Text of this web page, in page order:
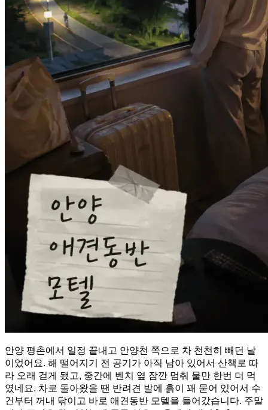
안양 평촌에서 일정 끝내고 안양천 쪽으로 차 천천히 빼던 날
이었어요. 해 떨어지기 전 공기가 아직 남아 있어서 산책로 따
라 오래 걷게 됐고, 중간에 벤치 옆 잠깐 멈춰 물만 한번 더 먹
였네요. 차로 돌아왔을 땐 반려견 발에 흙이 꽤 묻어 있어서 수
건부터 꺼내 닦이고 바로 애견동반 모텔을 들어갔습니다. 주말